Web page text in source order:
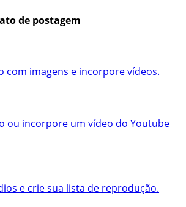
de postagem
com imagens e incorpore vídeos.
ou incorpore um vídeo do Youtube
e crie sua lista de reprodução.